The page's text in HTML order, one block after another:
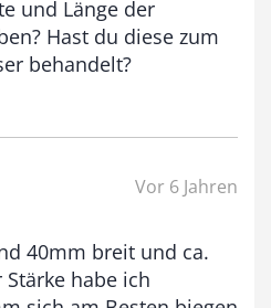
und Länge der
Hast du diese zum
behandelt?
Vor 6 Jahren
40mm breit und ca.
habe ich